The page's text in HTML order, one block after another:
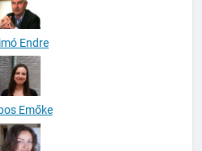
Endre
Emőke